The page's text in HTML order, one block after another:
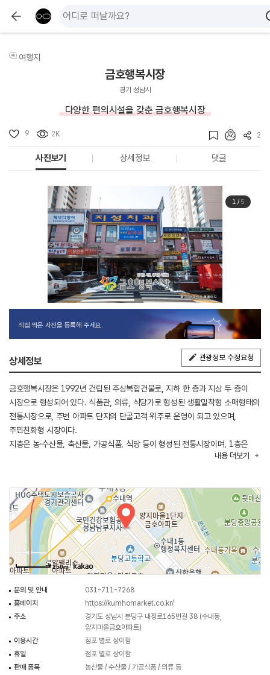
여행지
금호행복시장
경기 성남시
다양한 편의시설을 갖춘 금호행복시장
9 2K 2
사진보기 상세정보 댓글
1/ 5
직접 찍은 사진을 등록해 주세요.
상세정보 관광정보 수정요청
금호행복시장은 1992년 건립된 주상복합건물로, 지하 한 층과 지상 두 층이
시장으로 형성되어 있다. 식품관, 의류, 식당가로 형성된 생활밀착형 소매형태의
전통시장으로, 주변 아파트 단지의 단골고객 위주로 운영이 되고 있으며,
주민친화형 시장이다.
지층은 농·수산물, 축산물, 가공식품, 식당 등이 형성된 전통시장이며, 1층은
주로 의류, 악세사리, 부동산, 안경점, 베이커리 등의 쇼핑공간이다. 2층은 식당,
모든 편의가 가능하다.
내용 더보기
250m
문의 및 안내
031-711-7268
홈페이지
https://kumhomarket.co.kr/
주소
경기도 성남시 분당구 내정로165번길 38 (수내동,
양지마을금호아파트)
이용시간
점포 별로 상이함
휴일
점포 별로 상이함
판매 품목
농산물 / 수산물 / 가공식품 / 의류 등